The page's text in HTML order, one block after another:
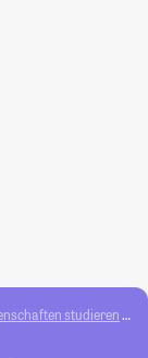
studieren